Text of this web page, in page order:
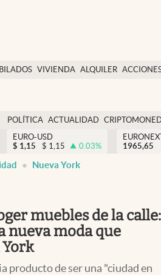
VIVIENDA ALQUILER
USA
POLÍTICA ACTUALIDAD
EURO-USD
$ 1,15 $ 1,15 0.03%
1965,65
Nueva York
muebles de la calle:
nueva moda que
producto de ser una "ciudad en